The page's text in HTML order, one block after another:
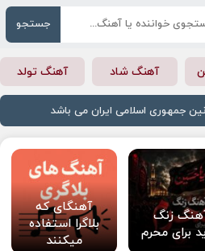
جستجو
آهنگ شاد آهنگ تولد
جمهوری اسلامی ایران می باشد
زنگ
برای محرم
آهنگای که
بلاگرا استفاده
میکنند